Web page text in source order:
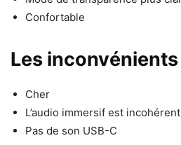
Confortable
Les inconvénients
Cher
L’audio immersif est incohérent
Pas de son USB-C